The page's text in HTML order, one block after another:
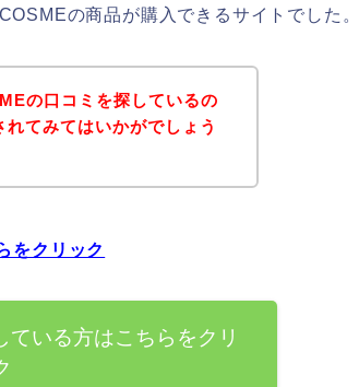
の商品が購入できるサイトでした。
の口コミを探しているの
てみてはいかがでしょう
をクリック
いる方はこちらをクリ